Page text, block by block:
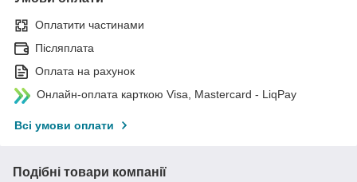
Оплатити частинами
Післяплата
Оплата на рахунок
Онлайн-оплата карткою Visa, Mastercard - LiqPay
Всі умови оплати
Подібні товари компанії